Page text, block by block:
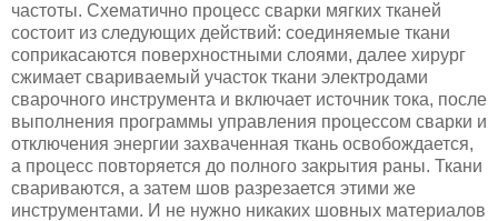
частоты. Схематично процесс сварки мягких тканей
состоит из следующих действий: соединяемые ткани
соприкасаются поверхностными слоями, далее хирург
сжимает свариваемый участок ткани электродами
сварочного инструмента и включает источник тока, после
выполнения программы управления процессом сварки и
отключения энергии захваченная ткань освобождается,
а процесс повторяется до полного закрытия раны. Ткани
свариваются, а затем шов разрезается этими же
инструментами. И не нужно никаких шовных материалов